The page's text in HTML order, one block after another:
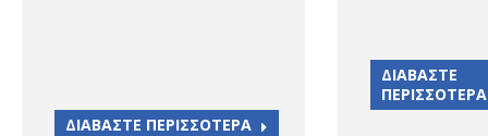
ΔΙΑΒΑΣΤΕ ΠΕΡΙΣΣΟΤΕΡΑ
ΔΙΑΒΑΣΤΕ
ΠΕΡΙΣΣΟΤΕΡΑ